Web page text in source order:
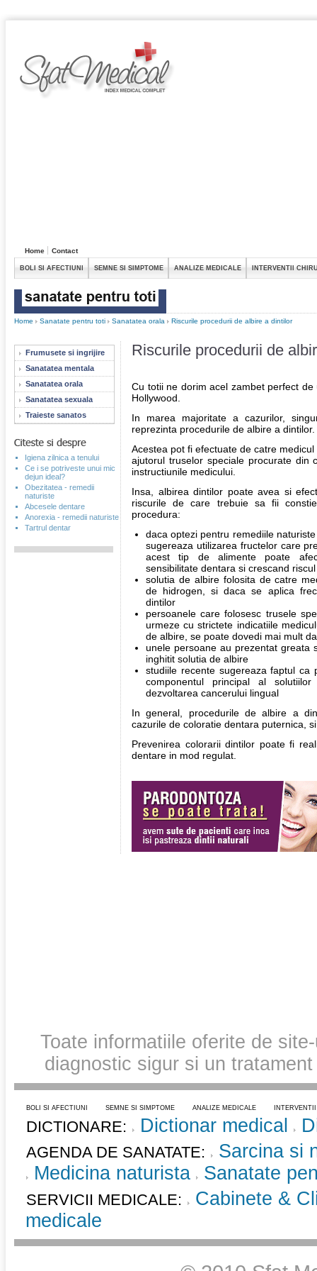
Home Contact
BOLI SI AFECTIUNI SEMNE SI SIMPTOME ANALIZE MEDICALE INTERVENTII
Home Sanatate pentru toti Sanatatea orala Riscurile procedurii de albire a dintilor
Frumusete si ingrijire
Sanatatea mentala
Sanatatea orala
Sanatatea sexuala
Traieste sanatos
Igiena zilnica a tenului
Ce i se potriveste unui mic
dejun ideal?
Obezitatea - remedii
naturiste
Abcesele dentare
Anorexia - remedii naturiste
Tartrul dentar
Riscurile procedurii de
Cu totii ne dorim acel zambet perfect
Hollywood.
In marea majoritate a cazurilor,
reprezinta procedurile de albire a dintilor.
Acestea pot fi efectuate de catre
ajutorul truselor speciale procurate din
instructiunile medicului.
Insa, albirea dintilor poate avea si
riscurile de care trebuie sa fii
procedura:
daca optezi pentru remediile
sugereaza utilizarea fructelor care
acest tip de alimente poate
sensibilitate dentara si crescand
solutia de albire folosita de catre
de hidrogen, si daca se aplica
dintilor
persoanele care folosesc trusele
urmeze cu strictete indicatiile
de albire, se poate dovedi mai mult
unele persoane au prezentat greata
inghitit solutia de albire
studiile recente sugereaza faptul ca
componentul principal al
dezvoltarea cancerului lingual
In general, procedurile de albire a
cazurile de coloratie dentara puternica,
Prevenirea colorarii dintilor poate fi
dentare in mod regulat.
Toate informatiile oferite de
diagnostic sigur si un
BOLI SI AFECTIUNI SEMNE SI SIMPTOME ANALIZE MEDICALE
DICTIONARE: Dictionar medical
AGENDA DE SANATATE:
Sarcina si
Medicina naturista
Sanatate
SERVICII MEDICALE:
Cabinete &
medicale